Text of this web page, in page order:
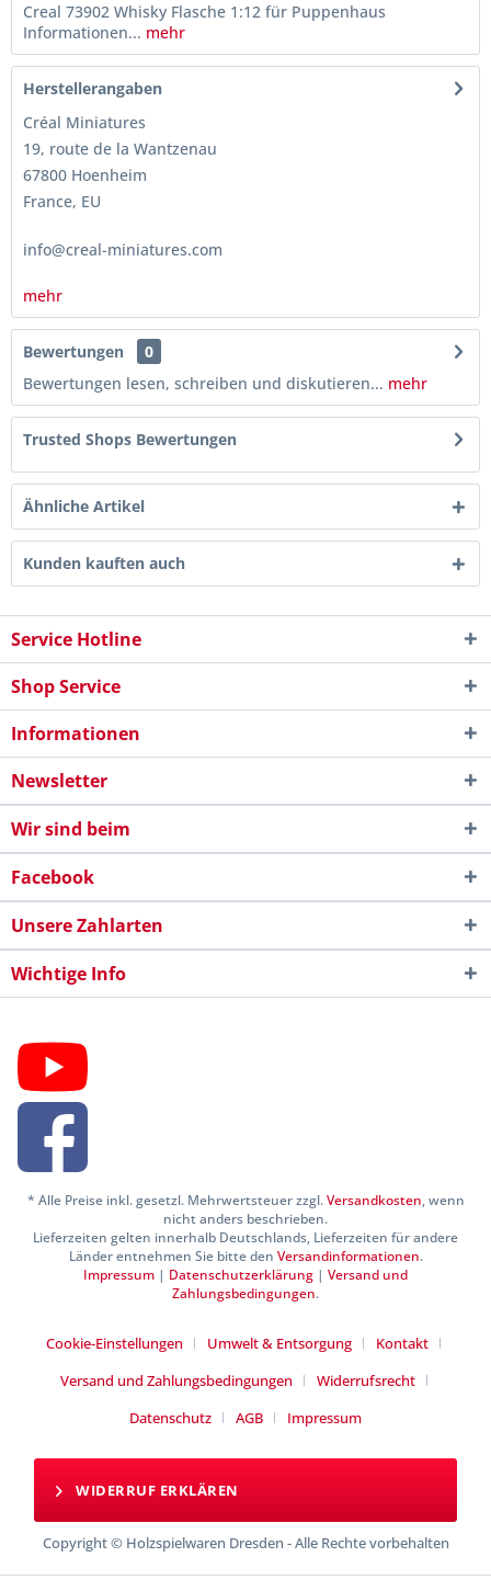
Creal 73902 Whisky Flasche 1:12 für Puppenhaus
Informationen... mehr
Herstellerangaben
Créal Miniatures
19, route de la Wantzenau
67800 Hoenheim
France, EU
info@creal-miniatures.com
mehr
Bewertungen
0
Bewertungen lesen, schreiben und diskutieren... mehr
Trusted Shops Bewertungen
Ähnliche Artikel
Kunden kauften auch
Service Hotline
Shop Service
Informationen
Newsletter
Wir sind beim
Facebook
Unsere Zahlarten
Wichtige Info
* Alle Preise inkl. gesetzl. Mehrwertsteuer zzgl.Versandkosten, wenn
nicht anders beschrieben.
Lieferzeiten gelten innerhalb Deutschlands, Lieferzeiten für andere
Länder entnehmen Sie bitte den Versandinformationen.
Impressum | Datenschutzerklärung | Versand und
Zahlungsbedingungen.
Cookie-Einstellungen Umwelt & Entsorgung
Kontakt
Versand und Zahlungsbedingungen
Widerrufsrecht
Datenschutz
AGB Impressum
WIDERRUF ERKLÄREN
Copyright © Holzspielwaren Dresden - Alle Rechte vorbehalten